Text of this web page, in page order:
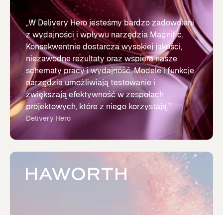
„W Delivery Hero jesteśmy bardzo zadowoleni
z wydajności i wpływu narzędzia Magnific.
Konsekwentnie dostarcza wysokiej jakości,
niezawodne rezultaty oraz wspiera nasze
schematy pracy i wydajność. Modele i funkcje
narzędzia umożliwiają testowanie i
zwiększają efektywność w zespołach
projektowych, które z niego korzystają."
Delivery Hero